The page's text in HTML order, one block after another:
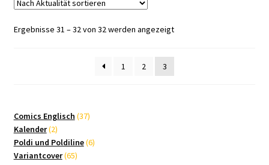
Ergebnisse 31 – 32 von 32 werden angezeigtNach
sortiert
1
2 3
Comics Englisch 3737
Kalender 22
Produkte
Poldi und Poldiline 66
Variantcover 6565